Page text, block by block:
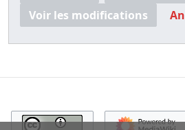
Voir les modifications